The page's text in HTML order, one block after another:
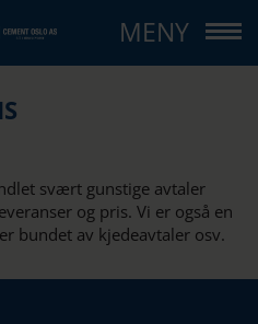
MENY
svært gunstige avtaler
og pris. Vi er også en
bundet av kjedeavtaler osv.